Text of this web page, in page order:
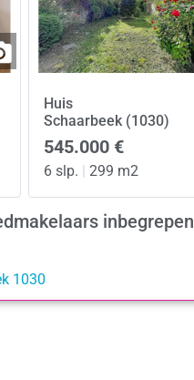
Huis
Schaarbeek (1030)
545.000 €
6 slp. | 299 m2
inbegrepen
1030